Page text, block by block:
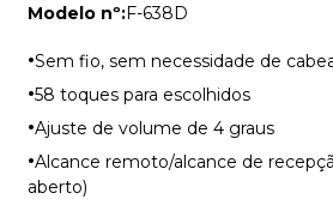
Modelo nº:F-638D
·Sem fio, sem necessidade de
·58 toques para escolhidos
·Ajuste de volume de 4 graus
·Alcance remoto/alcance de
aberto)